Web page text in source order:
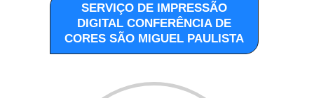
SERVIÇO DE IMPRESSÃO
DIGITAL CONFERÊNCIA DE
CORES SÃO MIGUEL PAULISTA